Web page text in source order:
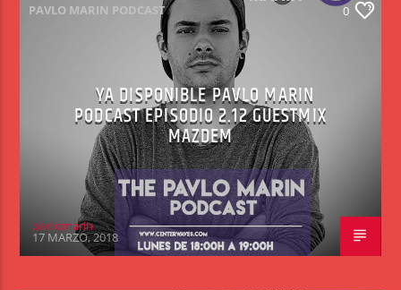
PAVLO MARIN PODCAST 0
YA DISPONIBLE PAVLO MARIN
PODCAST EPISODIO 2.12 GUESTMIX
MAZDEM
pavlomarin
17 MARZO, 2018